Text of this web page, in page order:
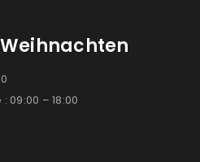
09:00 – 18:00